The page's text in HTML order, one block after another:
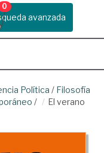
avanzada
0
Política / Filosofía
/
El verano